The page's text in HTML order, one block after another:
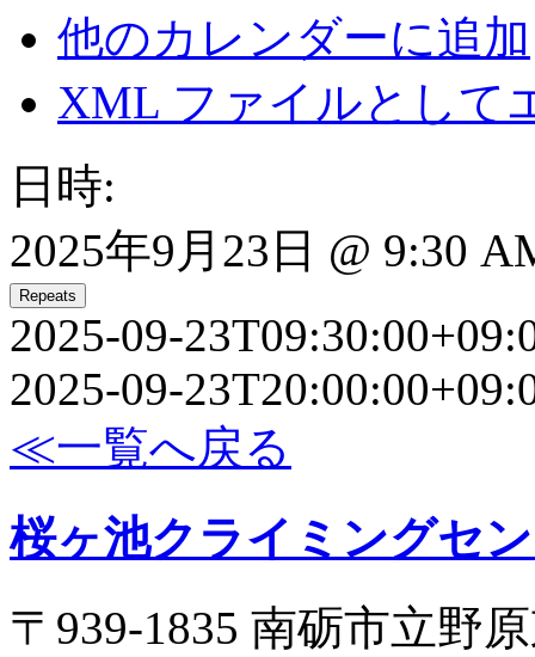
他のカレンダーに追加
XML ファイルとして
日時:
2025年9月23日 @ 9:30
Repeats
2025-09-
2025-09-
≪一覧へ戻る
桜ヶ池クライミングセ
〒939-1835 南砺市立野